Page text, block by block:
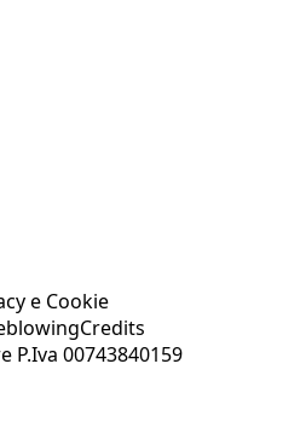
e Cookie
Credits
P.Iva 00743840159